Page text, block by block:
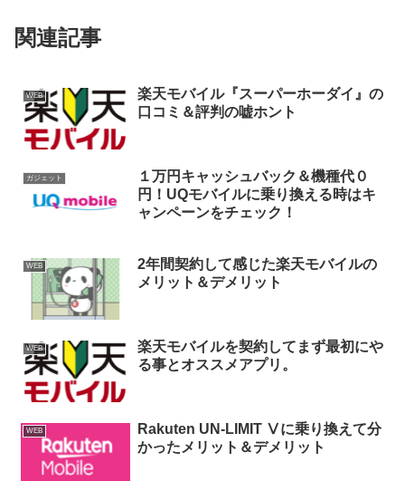
関連記事
WEB
楽天モバイル『スーパーホーダイ』の
口コミ＆評判の嘘ホント
ガジェット
１万円キャッシュバック＆機種代０
円！UQモバイルに乗り換える時はキ
ャンペーンをチェック！
WEB
2年間契約して感じた楽天モバイルの
メリット＆デメリット
WEB
楽天モバイルを契約してまず最初にや
る事とオススメアプリ。
WEB
Rakuten UN-LIMIT Ⅴに乗り換えて分
かったメリット＆デメリット